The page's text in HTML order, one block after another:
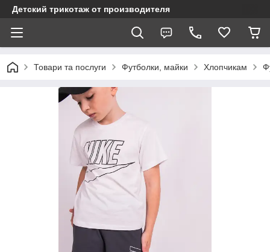
Детский трикотаж от производителя
Товари та послуги Футболки, майки Хлопчикам